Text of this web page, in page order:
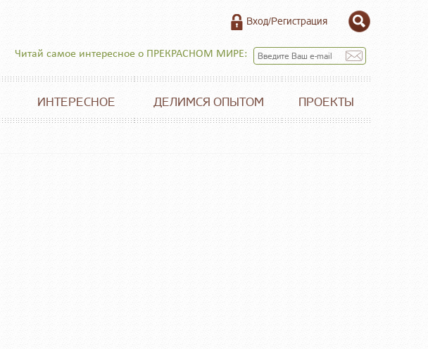
Вход/Регистрация
Читай самое интересное о ПРЕКРАСНОМ МИРЕ:
ИНТЕРЕСНОЕ ДЕЛИМСЯ ОПЫТОМ ПРОЕКТЫ